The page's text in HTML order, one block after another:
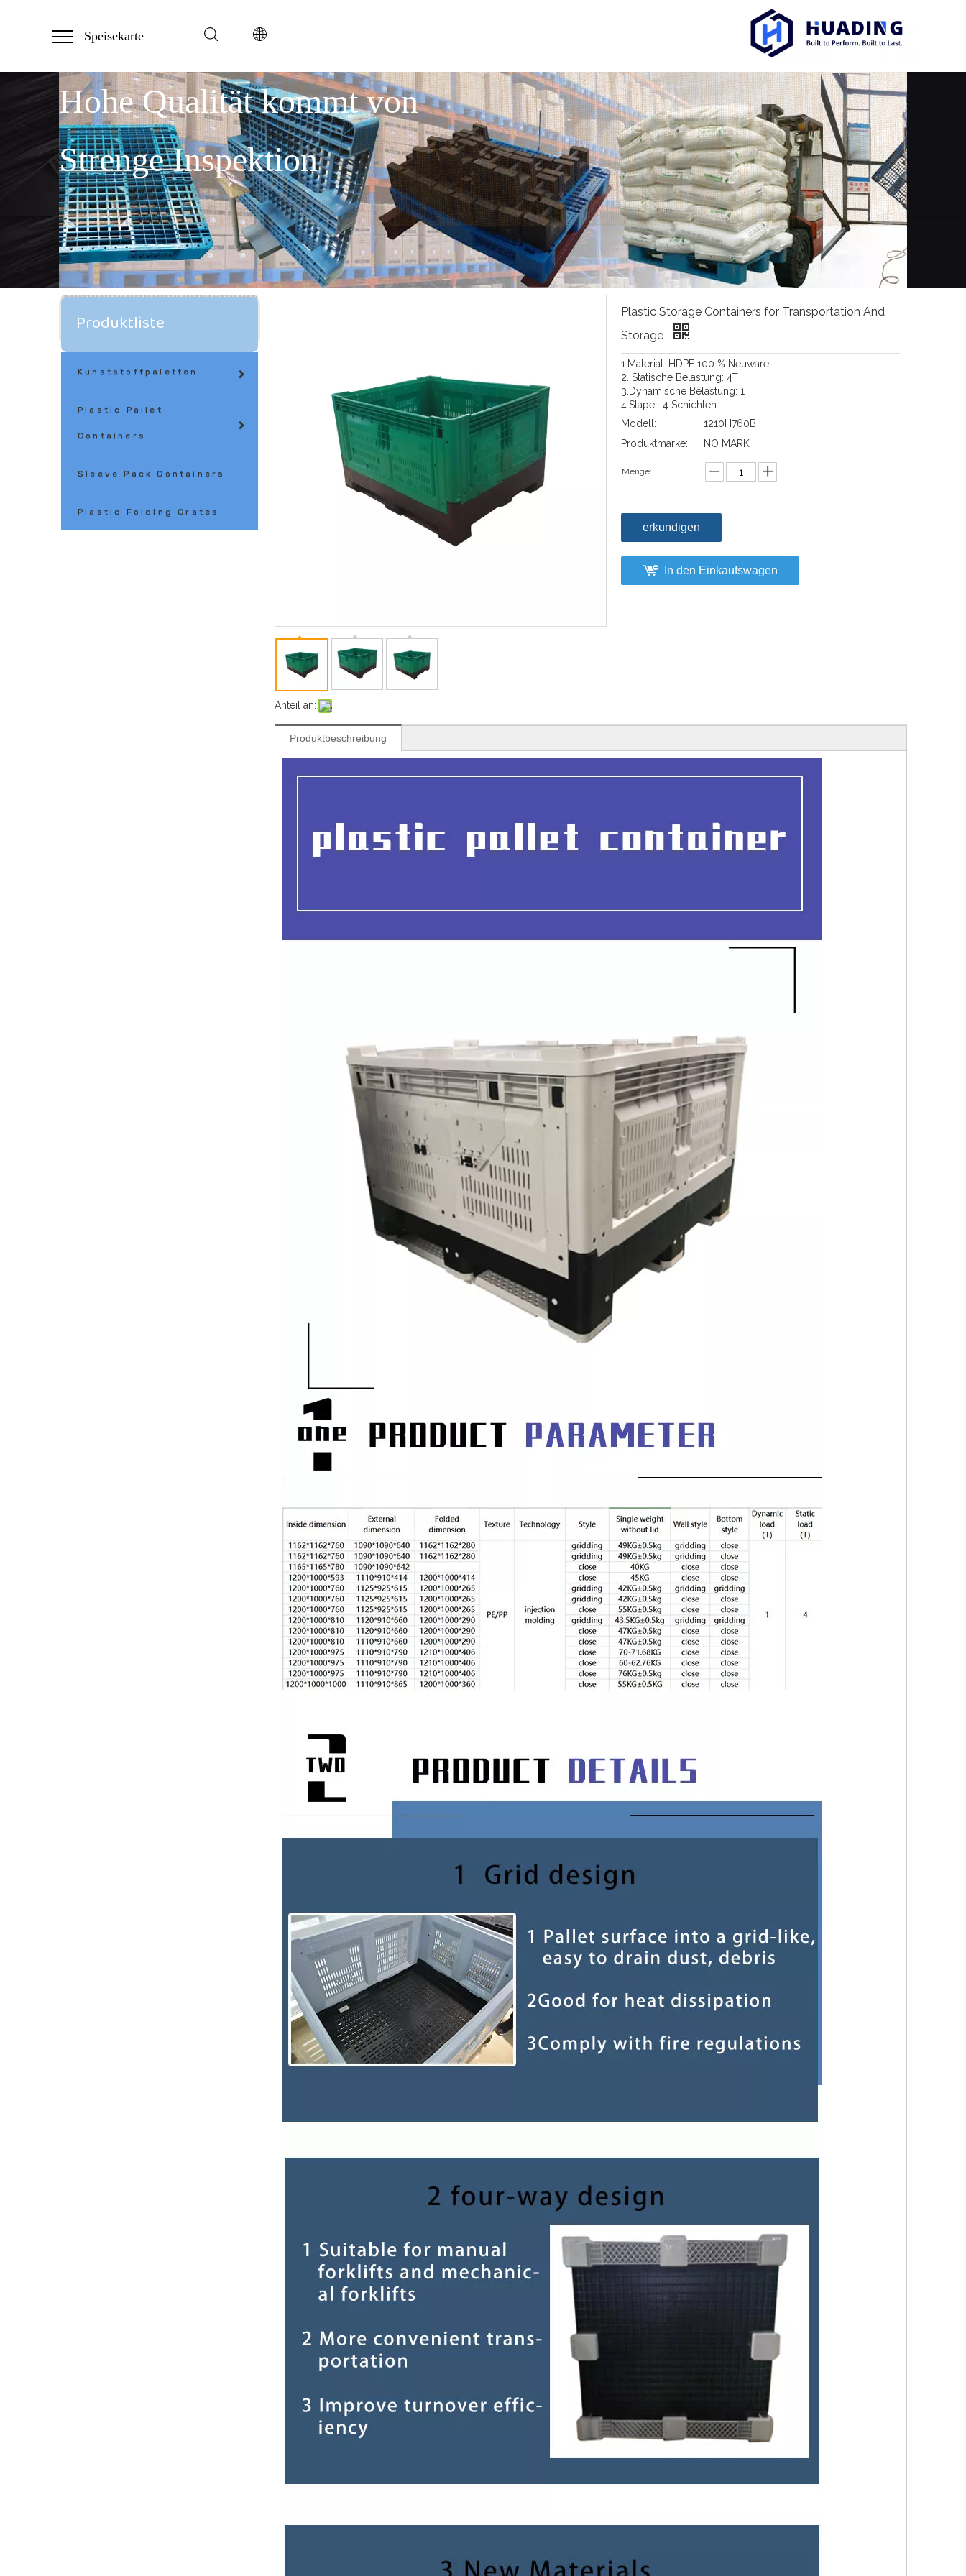
Speisekarte
Hohe Qualität kommt von
Strenge Inspektion
Produktliste
Kunststoffpaletten
Plastic Pallet
Containers
Sleeve Pack Containers
Plastic Folding Crates
Anteil an:
Plastic Storage Containers for Transportation And
Storage
1.Material: HDPE 100 % Neuware
2. Statische Belastung: 4T
3.Dynamische Belastung: 1T
4.Stapel: 4 Schichten
Modell:
1210H760B
Produktmarke:
NO MARK
Menge:
erkundigen
In den Einkaufswagen
Produktbeschreibung